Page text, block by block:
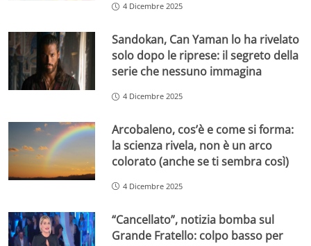
4 Dicembre 2025
Sandokan, Can Yaman lo ha rivelato
solo dopo le riprese: il segreto della
serie che nessuno immagina
4 Dicembre 2025
Arcobaleno, cos’è e come si forma:
la scienza rivela, non è un arco
colorato (anche se ti sembra così)
4 Dicembre 2025
“Cancellato”, notizia bomba sul
Grande Fratello: colpo basso per